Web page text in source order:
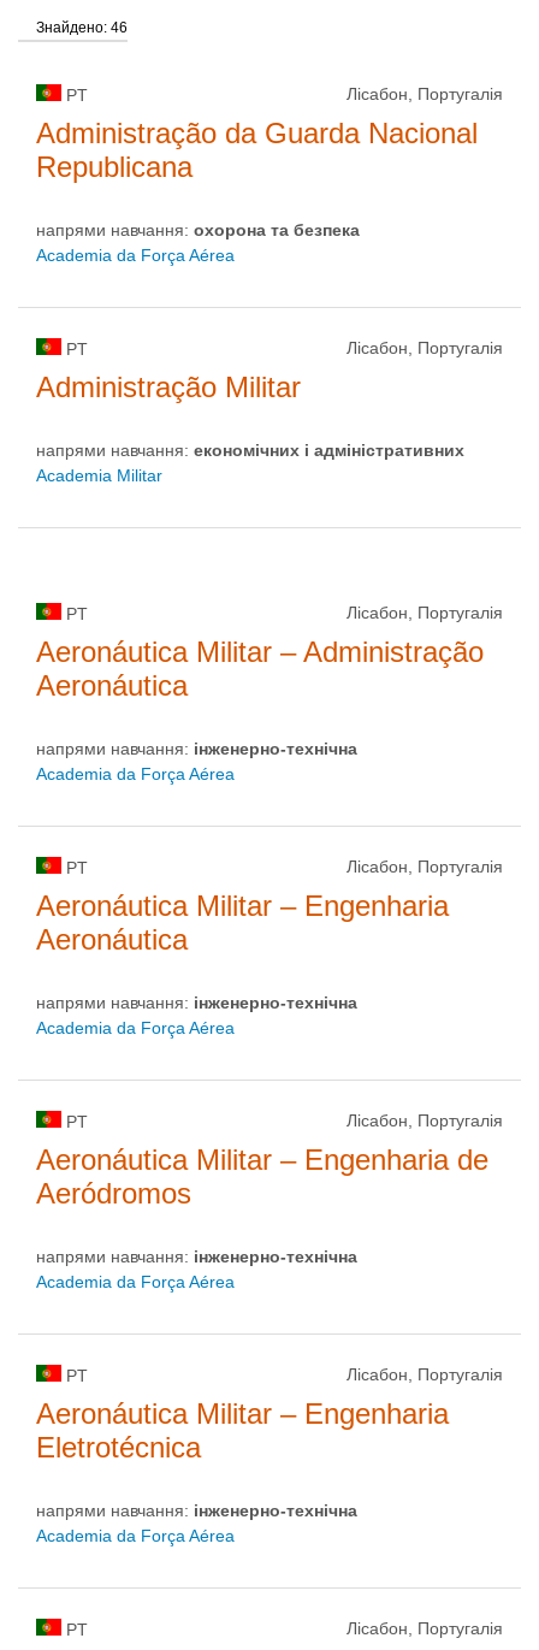
Тип університету
Статус університету
Знайдено: 46
PT Лісабон, Португалія
Administração da Guarda Nacional
Republicana
напрями навчання: охорона та безпека
Academia da Força Aérea
PT Лісабон, Португалія
Administração Militar
напрями навчання: економічних і адміністративних
Academia Militar
PT Лісабон, Португалія
Aeronáutica Militar – Administração
Aeronáutica
напрями навчання: інженерно-технічна
Academia da Força Aérea
PT Лісабон, Португалія
Aeronáutica Militar – Engenharia
Aeronáutica
напрями навчання: інженерно-технічна
Academia da Força Aérea
PT Лісабон, Португалія
Aeronáutica Militar – Engenharia de
Aeródromos
напрями навчання: інженерно-технічна
Academia da Força Aérea
PT Лісабон, Португалія
Aeronáutica Militar – Engenharia
Eletrotécnica
напрями навчання: інженерно-технічна
Academia da Força Aérea
PT Лісабон, Португалія